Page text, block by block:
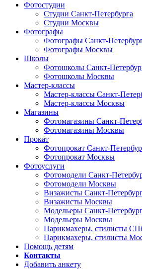
Фотостудии
Студии Санкт-Петербурга
Студии Москвы
Фотографы
Фотографы Санкт-
Фотографы Москвы
Школы
Фотошколы Санкт-
Фотошколы Москвы
Мастер-классы
Мастер-классы Санкт-
Мастер-классы Москвы
Магазины
Фотомагазины Санкт-
Фотомагазины Москвы
Прокат
Фотопрокат Санкт-
Фотопрокат Москвы
Фотоуслуги
Фотомодели Санкт-
Фотомодели Москвы
Визажисты Санкт-
Визажисты Москвы
Модельеры Санкт-
Модельеры Москвы
Парикмахеры, стилисты
Парикмахеры, стилисты
Помощь детям
Контакты
Добавить анкету